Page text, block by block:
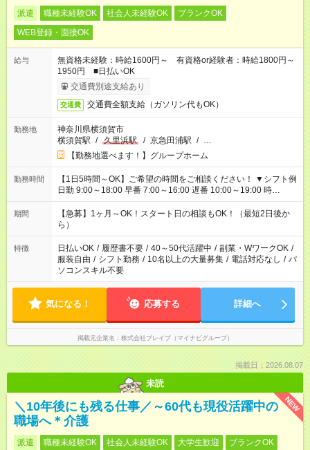
派遣 職種未経験OK 社会人未経験OK
ブランクOK
WEB登録・面接OK
給与
無資格未経験：時給1600円～ 有資格or経験者：時給1800円～
1950円 ■日払いOK
交通費別途支給あり
交通費 交通費全額支給（ガソリン代もOK）
勤務地
神奈川県横須賀市
横須賀駅 / 久里浜駅 / 京急田浦駅 / …
【勤務地選べます！】グループホーム
勤務時間
【1日5時間～OK】ご希望の時間をご相談ください！ ▼シフト例
日勤 9:00～18:00 早番 7:00～16:00 遅番 10:00～19:00 時
短 10:00～15:00 上記はあくまで一例です。 「夕方までには帰宅
しておきたい」 「朝はゆっくりのスタートがいい」 「お昼の時
間を有効に使いたい」 など、ご希望があれば教えてください
ね。
期間
【急募】1ヶ月～OK！スタート日の相談もOK！（最短2日後か
ら）
特徴 日払いOK / 履歴書不要 / 40～50代活躍中 / 副業・WワークOK /
服装自由 / シフト勤務 / 10名以上の大量募集 / 電話対応なし / パ
ソコンスキル不要
気になる！ 応募する 詳細へ
掲載元企業名 株式会社ブレイブ（マイナビグループ）
掲載日：2026.08.07
未読
NEW
＼10年後にも残る仕事／～60代も現役活躍中の
職場へ＊介護
派遣 職種未経験OK 社会人未経験OK 大学生歓迎
ブランクOK